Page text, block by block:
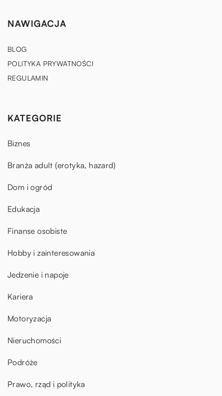
NAWIGACJA
BLOG
POLITYKA PRYWATNOŚCI
REGULAMIN
KATEGORIE
Biznes
Branża adult (erotyka, hazard)
Dom i ogród
Edukacja
Finanse osobiste
Hobby i zainteresowania
Jedzenie i napoje
Kariera
Motoryzacja
Nieruchomości
Podróże
Prawo, rząd i polityka